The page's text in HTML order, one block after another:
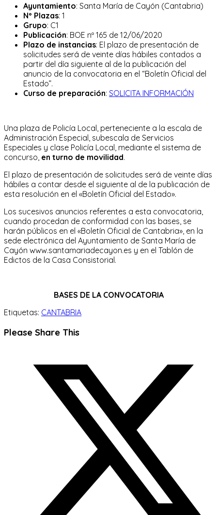
entrada:
la
entrada:
Ayuntamiento: Santa María de Cayón (Cantabria)
Nº Plazas: 1
Grupo: C1
Publicación: BOE nº 165 de 12/06/2020
Plazo de instancias: El plazo de presentación de
solicitudes será de veinte días hábiles contados a
partir del día siguiente al de la publicación del
anuncio de la convocatoria en el “Boletín Oficial del
Estado”.
Curso de preparación: SOLICITA INFORMACIÓN
Una plaza de Policía Local, perteneciente a la escala de
Administración Especial, subescala de Servicios
Especiales y clase Policía Local, mediante el sistema de
concurso, en turno de movilidad.
El plazo de presentación de solicitudes será de veinte días
hábiles a contar desde el siguiente al de la publicación de
esta resolución en el «Boletín Oficial del Estado».
Los sucesivos anuncios referentes a esta convocatoria,
cuando procedan de conformidad con las bases, se
harán públicos en el «Boletín Oficial de Cantabria», en la
sede electrónica del Ayuntamiento de Santa María de
Cayón www.santamariadecayon.es y en el Tablón de
Edictos de la Casa Consistorial.
BASES DE LA CONVOCATORIA
Etiquetas: CANTABRIA
Please Share ThisCompartir